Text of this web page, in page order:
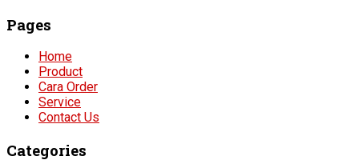
Pages
Home
Product
Cara Order
Service
Contact Us
Categories